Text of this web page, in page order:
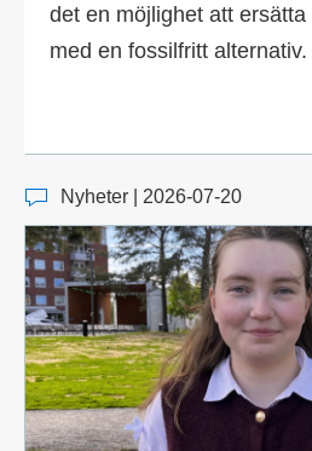
det en möjlighet att
med en fossilfritt alternativ.
Nyheter | 2026-07-20